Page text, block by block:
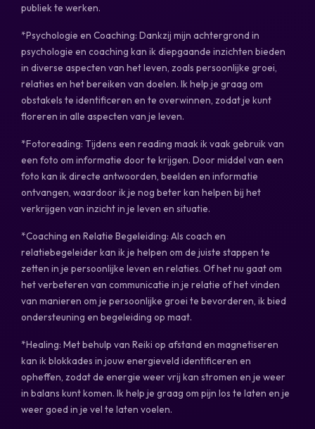
publiek te werken.
*Psychologie en Coaching: Dankzij mijn achtergrond in
psychologie en coaching kan ik diepgaande inzichten bieden
in diverse aspecten van het leven, zoals persoonlijke groei,
relaties en het bereiken van doelen. Ik help je graag om
obstakels te identificeren en te overwinnen, zodat je kunt
floreren in alle aspecten van je leven.
*Fotoreading: Tijdens een reading maak ik vaak gebruik van
een foto om informatie door te krijgen. Door middel van een
foto kan ik directe antwoorden, beelden en informatie
ontvangen, waardoor ik je nog beter kan helpen bij het
verkrijgen van inzicht in je leven en situatie.
*Coaching en Relatie Begeleiding: Als coach en
relatiebegeleider kan ik je helpen om de juiste stappen te
zetten in je persoonlijke leven en relaties. Of het nu gaat om
het verbeteren van communicatie in je relatie of het vinden
van manieren om je persoonlijke groei te bevorderen, ik bied
ondersteuning en begeleiding op maat.
*Healing: Met behulp van Reiki op afstand en magnetiseren
kan ik blokkades in jouw energieveld identificeren en
opheffen, zodat de energie weer vrij kan stromen en je weer
in balans kunt komen. Ik help je graag om pijn los te laten en je
weer goed in je vel te laten voelen.